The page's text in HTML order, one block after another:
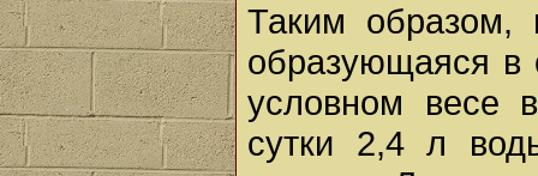
Таким образом,
образующаяся в
условном весе
сутки 2,4 л